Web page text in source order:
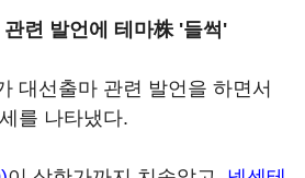
련 발언에 테마株 '들썩'
대선출마 관련 발언을 하면서
를 나타냈다.